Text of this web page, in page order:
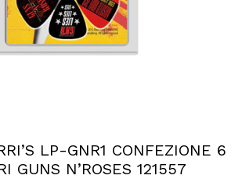
LP-GNR1 CONFEZIONE 6
GUNS N’ROSES 121557